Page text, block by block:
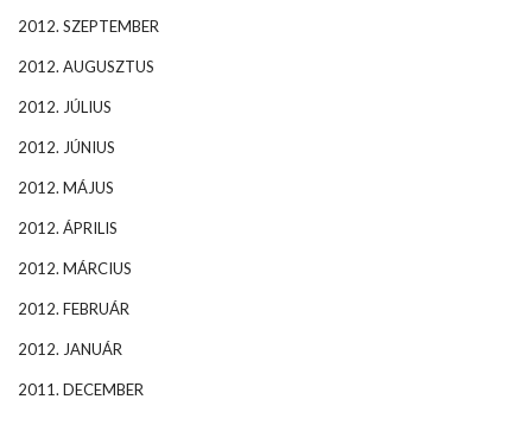
2012. SZEPTEMBER
2012. AUGUSZTUS
2012. JÚLIUS
2012. JÚNIUS
2012. MÁJUS
2012. ÁPRILIS
2012. MÁRCIUS
2012. FEBRUÁR
2012. JANUÁR
2011. DECEMBER